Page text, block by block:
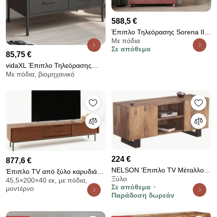
85,75 €
vidaXL Έπιπλο Τηλεόρασης
Μαύρο 68x39x50,5 εκ. Ατσάλινο
Με πόδια, βιομηχανικό
588,5 €
Έπιπλο Τηλεόρασης Sorena II
Κεραμιδί 150x57x45cm με
στρογγυλά πόδια - BOG4589
Με πόδια
Σε απόθεμα
877,6 €
Έπιπλο TV από ξύλο καρυδιάς,
Noyeto
45,5×200×40 εκ, με πόδια,
μοντέρνο
224 €
NELSON 'Επιπλο TV Μέταλλο
Βαφή Μαύρο, Ξύλο Ακακία
Φυσικό
Ξύλο
Σε απόθεμα
Παράδοση δωρεάν